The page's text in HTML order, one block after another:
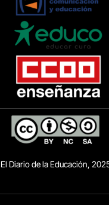
El Diario de la Educación,